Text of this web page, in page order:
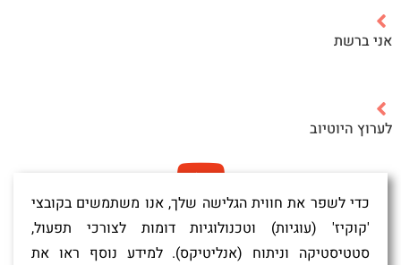
אני ברשת
לערוץ היוטיוב
לקבוצת חזרה ללב ההורות בפייסבוק
כדי לשפר את חווית הגלישה שלך, אנו משתמשים בקובצי
'קוקיז' (עוגיות) וטכנולוגיות דומות לצורכי תפעול,
סטטיסטיקה וניתוח (אנליטיקס). למידע נוסף ראו את